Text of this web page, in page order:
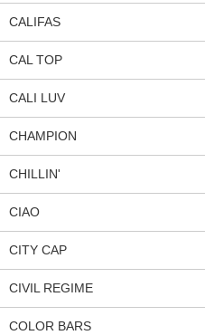
CALIFAS
CAL TOP
CALI LUV
CHAMPION
CHILLIN'
CIAO
CITY CAP
CIVIL REGIME
COLOR BARS